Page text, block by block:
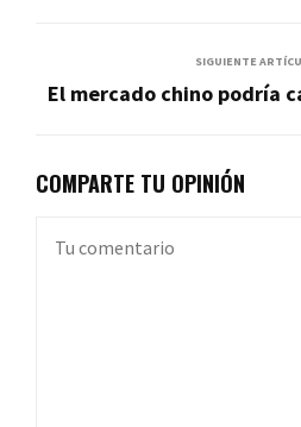
SIGUIENTE
El mercado chino podría
COMPARTE TU OPINIÓN